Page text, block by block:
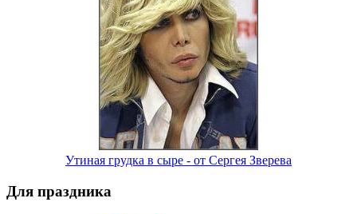
Утиная грудка в сыре - от Сергея Зверева
Для праздника